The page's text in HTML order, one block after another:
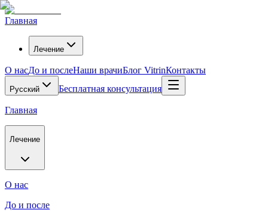
Главная
Лечение
О насДо и послеНаши врачиБлог VitrinКонтакты
Русский Бесплатная консультация
Главная
Лечение
О нас
До и после